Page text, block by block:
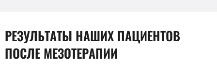
РЕЗУЛЬТАТЫ НАШИХ ПАЦИЕНТОВ
ПОСЛЕ МЕЗОТЕРАПИИ